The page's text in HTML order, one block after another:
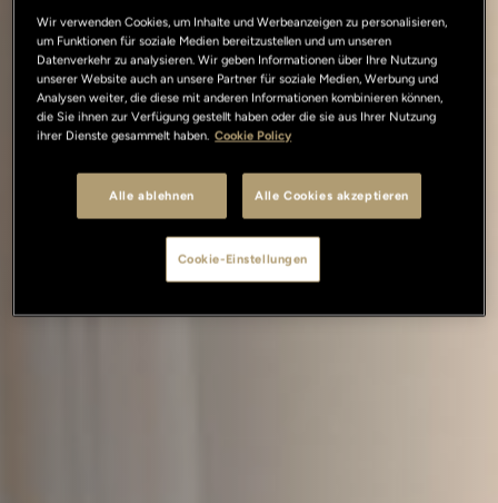
Wir verwenden Cookies, um Inhalte und Werbeanzeigen zu personalisieren,
um Funktionen für soziale Medien bereitzustellen und um unseren
Datenverkehr zu analysieren. Wir geben Informationen über Ihre Nutzung
unserer Website auch an unsere Partner für soziale Medien, Werbung und
Analysen weiter, die diese mit anderen Informationen kombinieren können,
die Sie ihnen zur Verfügung gestellt haben oder die sie aus Ihrer Nutzung
ihrer Dienste gesammelt haben. Cookie Policy
Alle ablehnen Alle Cookies akzeptieren
Cookie-Einstellungen